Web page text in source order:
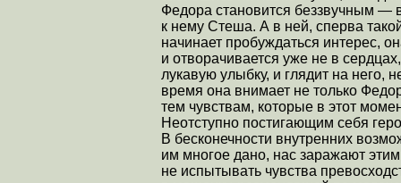
Федора становится беззвучным —
к нему Стеша. А в ней, сперва
начинает пробуждаться интерес,
и отворачивается уже не в
лукавую улыбку, и глядит на него,
время она внимает не только
тем чувствам, которые в этот
Неотступно постигающим себя
В бесконечности внутренних
им многое дано, нас заражают
не испытывать чувства